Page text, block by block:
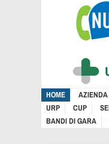
HOME AZIENDA
URP
CUP
BANDI DI GARA